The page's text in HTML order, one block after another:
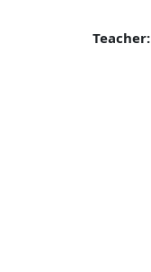
Teacher: